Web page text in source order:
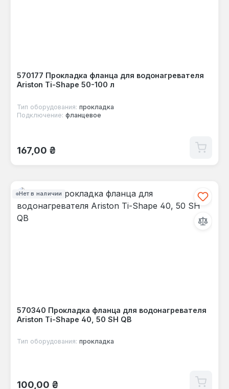
570177 Прокладка фланца для водонагревателя
Ariston Ti-Shape 50-100 л
Тип оборудования: прокладка
Подключение: фланцевое
Обычная цена:
167,00 ₴
Нет в наличии
570340 Прокладка фланца для водонагревателя
Ariston Ti-Shape 40, 50 SH QB
Тип оборудования: прокладка
Обычная цена:
100,00 ₴